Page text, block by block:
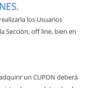
los Usuarios
Sección, off line, bien en
un CUPON deberá